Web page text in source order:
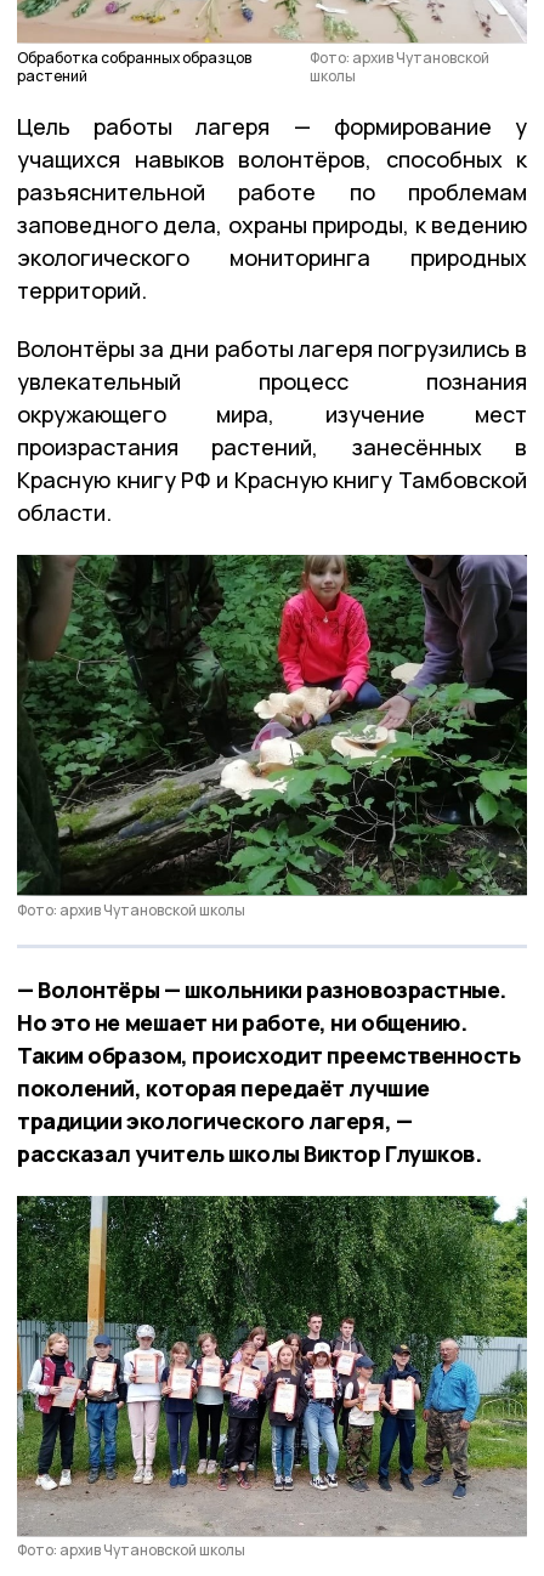
Обработка собранных образцов
растений
Фото: архив Чутановской
школы
Цель работы лагеря — формирование у
учащихся навыков волонтёров, способных к
разъяснительной работе по проблемам
заповедного дела, охраны природы, к ведению
экологического мониторинга природных
территорий.
Волонтёры за дни работы лагеря погрузились в
увлекательный процесс познания
окружающего мира, изучение мест
произрастания растений, занесённых в
Красную книгу РФ и Красную книгу Тамбовской
области.
Фото: архив Чутановской школы
— Волонтёры — школьники разновозрастные.
Но это не мешает ни работе, ни общению.
Таким образом, происходит преемственность
поколений, которая передаёт лучшие
традиции экологического лагеря, —
рассказал учитель школы Виктор Глушков.
Фото: архив Чутановской школы